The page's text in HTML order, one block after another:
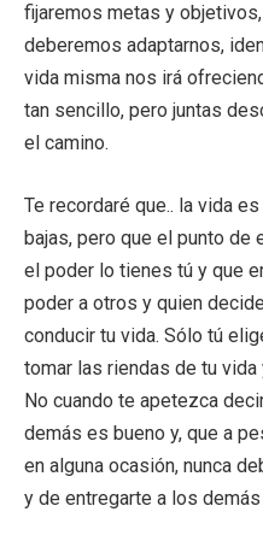
fijaremos metas y
deberemos adaptarnos,
vida misma nos irá
tan sencillo, pero juntas
el camino.
Te recordaré que.. la vida
bajas, pero que el punto
el poder lo tienes tú y que
poder a otros y quien
conducir tu vida. Sólo tú
tomar las riendas de tu
No cuando te apetezca
demás es bueno y, que a
en alguna ocasión, nunca
y de entregarte a los